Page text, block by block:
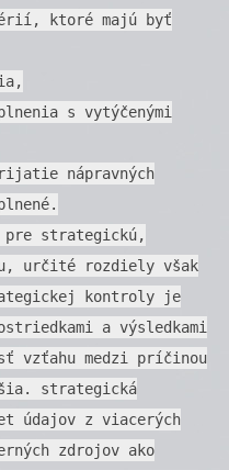
ktoré majú byť
s vytýčenými
nápravných
pre strategickú,
určité rozdiely však
kontroly je
a výsledkami
vzťahu medzi príčinou
strategická
údajov z viacerých
zdrojov ako